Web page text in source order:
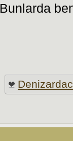
Bunlarda